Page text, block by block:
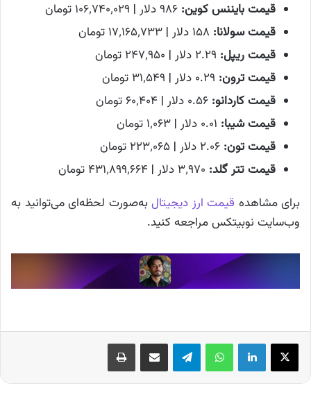
قیمت بایننس کوین:
قیمت سولانا:
قیمت ریپل:
قیمت ترون:
قیمت کاردانو:
قیمت شیبا:
قیمت تون:
قیمت تتر گلد:
برای مشاهده قیمت ارز دیجیتالبه‌صورت لحظه‌ای می‌توانید به
وب‌سایت نوبیتکس مراجعه کنید.
X لینکدین واتس آپ تلگرام اشتراک گذاری از طریق ایمیل چاپ